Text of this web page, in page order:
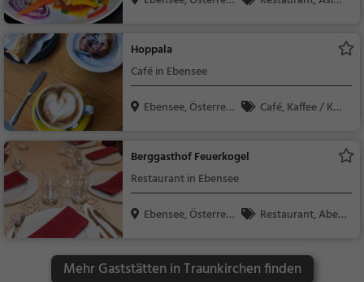
Hoppala
Café in Ebensee
Ebensee, Österreic
Café, Kaffee / Kuc
Berggasthof Feuerkogel
Restaurant in Ebensee
Ebensee, Österreic
Restaurant, Aben
Mehr Gaststätten in Traunkirchen finden